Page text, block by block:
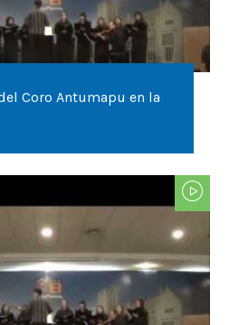
Coro Antumapu en la